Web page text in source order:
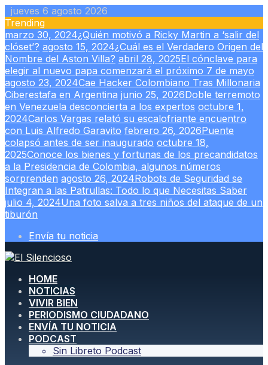
Skip
to
content
jueves 6 agosto 2026
Trending
marzo 30, 2024¿Quién motivó a Ricky Martin a ‘salir del
clóset’? agosto 15, 2024¿Cuál es el Verdadero Origen del
Nombre del Aston Villa? abril 28, 2025El cónclave para
elegir al nuevo papa comenzará el próximo 7 de mayo
agosto 23, 2024Cae Hacker Colombiano Tras Millonaria
Ciberestafa en Argentina junio 25, 2026Doble terremoto
en Venezuela desconcierta a los expertos octubre 1,
2024Carlos Vargas relató su escalofriante encuentro
con Luis Alfredo Garavito febrero 26, 2026Puente
colapsó antes de ser inaugurado octubre 18,
2025Conoce los bienes y fortunas de los precandidatos
a la Presidencia de Colombia, algunos números
sorprenden agosto 26, 2024Robots de Seguridad se
Integran a las Patrullas: Todo lo que Necesitas Saber
julio 4, 2024Una foto salva a tres niños del ataque de un
tiburón
Envía tu noticia
HOME
NOTICIAS
VIVIR BIEN
PERIODISMO CIUDADANO
ENVÍA TU NOTICIA
PODCAST
Sin Libreto Podcast